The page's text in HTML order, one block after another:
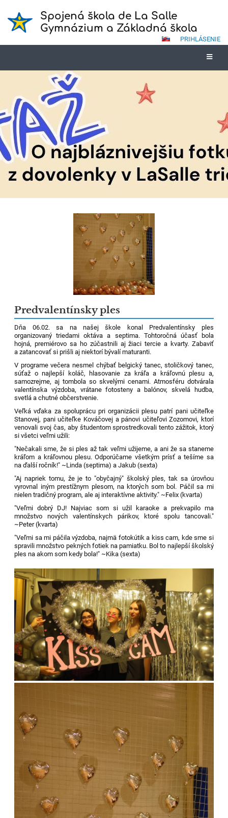
Spojená škola de La Salle
Gymnázium a Základná škola
PRIHLÁSENIE
Predvalentínsky ples
Dňa 06.02. sa na našej škole konal Predvalentínsky ples
organizovaný triedami oktáva a septima. Tohtoročná účasť bola
hojná, premiérovo sa ho zúčastnili aj žiaci tercie a kvarty. Zabaviť
a zatancovať si prišli aj niektorí bývalí maturanti.
V programe večera nesmel chýbať belgický tanec, stoličkový tanec,
súťaž o najlepší koláč, hlasovanie za kráľa a kráľovnú plesu a,
samozrejme, aj tombola so skvelými cenami. Atmosféru dotvárala
valentínska výzdoba, vrátane fotosteny a balónov, skvelá hudba,
svetlá a chutné občerstvenie.
Veľká vďaka za spoluprácu pri organizácii plesu patrí pani učiteľke
Stanovej, pani učiteľke Kováčovej a pánovi učiteľovi Zozomovi, ktorí
venovali svoj čas, aby študentom sprostredkovali tento zážitok, ktorý
si všetci veľmi užili:
"Nečakali sme, že si ples až tak veľmi užijeme, a ani že sa staneme
kráľom a kráľovnou plesu. Odporúčame všetkým prísť a tešíme sa
na ďalší ročník!" ~Linda (septima) a Jakub (sexta)
"Aj napriek tomu, že je to "obyčajný" školský ples, tak sa úrovňou
vyrovnal iným prestížnym plesom, na ktorých som bol. Páčil sa mi
nielen tradičný program, ale aj interaktívne aktivity." ~Felix (kvarta)
"Veľmi dobrý DJ! Najviac som si užil karaoke a prekvapilo ma
množstvo nových valentínskych párikov, ktoré spolu tancovali."
~Peter (kvarta)
"Veľmi sa mi páčila výzdoba, najmä fotokútik a kiss cam, kde sme si
spravili množstvo pekných fotiek na pamiatku. Bol to najlepší školský
ples na akom som kedy bola!" ~Kika (sexta)